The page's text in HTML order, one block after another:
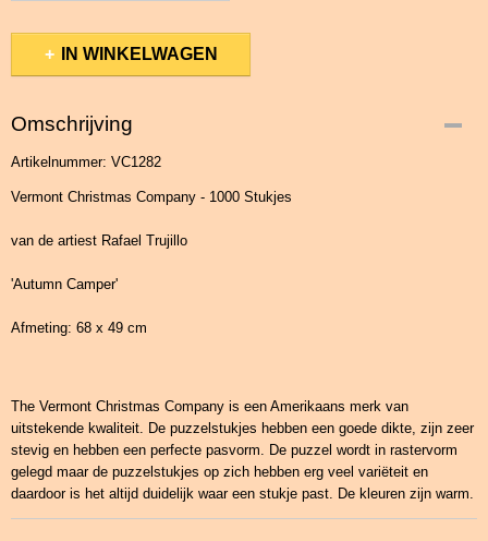
IN WINKELWAGEN
Omschrijving
Artikelnummer: VC1282
Vermont Christmas Company - 1000 Stukjes
van de artiest Rafael Trujillo
'Autumn Camper'
Afmeting: 68 x 49 cm
The Vermont Christmas Company is een Amerikaans merk van
uitstekende kwaliteit. De puzzelstukjes hebben een goede dikte, zijn zeer
stevig en hebben een perfecte pasvorm. De puzzel wordt in rastervorm
gelegd maar de puzzelstukjes op zich hebben erg veel variëteit en
daardoor is het altijd duidelijk waar een stukje past. De kleuren zijn warm.